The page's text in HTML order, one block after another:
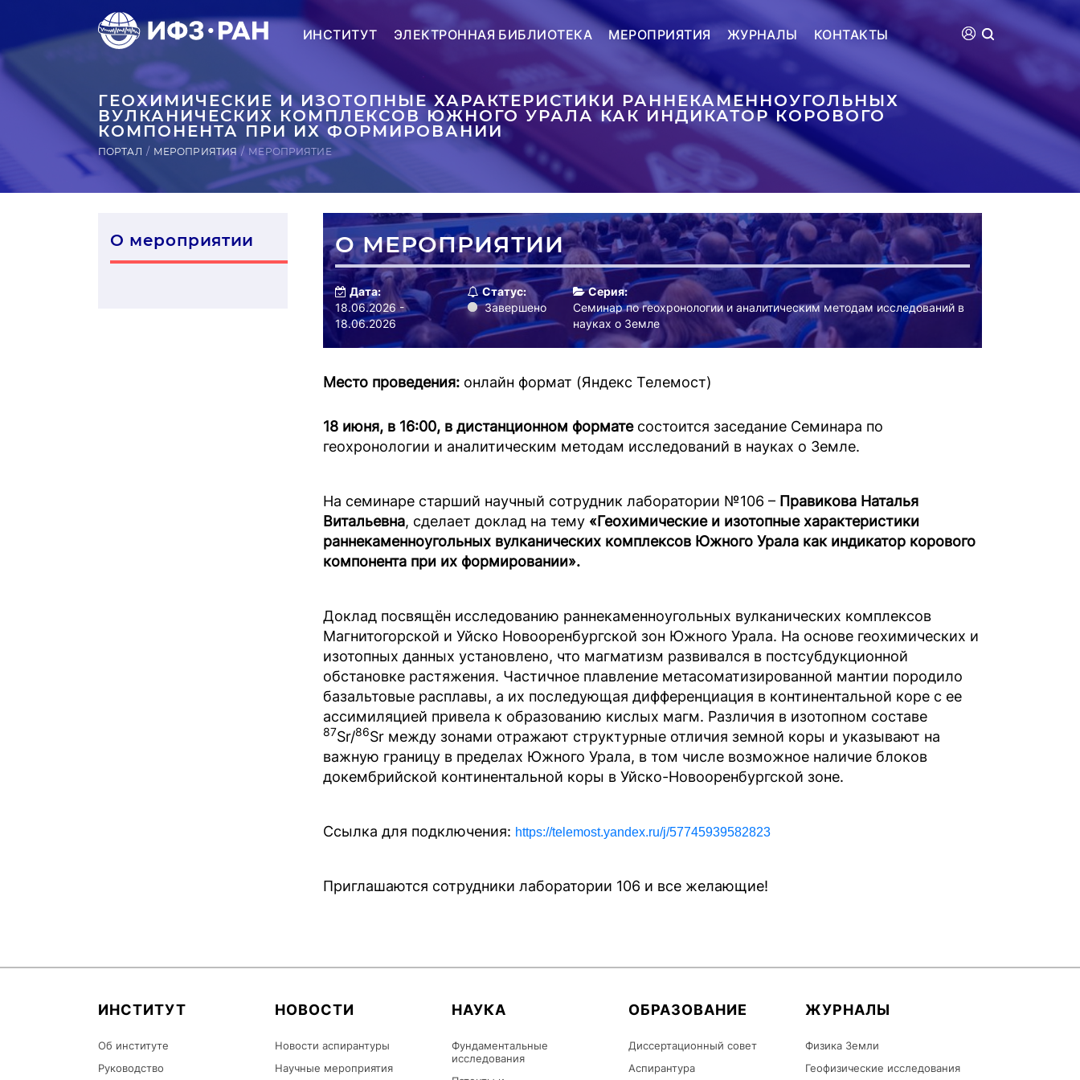
ИНСТИТУТ ЭЛЕКТРОННАЯ БИБЛИОТЕКА МЕРОПРИЯТИЯ ЖУРНАЛЫ КОНТАКТЫ
ГЕОХИМИЧЕСКИЕ И ИЗОТОПНЫЕ ХАРАКТЕРИСТИКИ РАННЕКАМЕННОУГОЛЬНЫХ
ВУЛКАНИЧЕСКИХ КОМПЛЕКСОВ ЮЖНОГО УРАЛА КАК ИНДИКАТОР КОРОВОГО
КОМПОНЕНТА ПРИ ИХ ФОРМИРОВАНИИ
ПОРТАЛ МЕРОПРИЯТИЯ МЕРОПРИЯТИЕ
О мероприятии О МЕРОПРИЯТИИ
Дата:
18.06.2026 -
18.06.2026
Статус:
Завершено
Серия:
Семинар по геохронологии и аналитическим методам исследований в
науках о Земле
Место проведения: онлайн формат (Яндекс Телемост)
18 июня, в 16:00, в дистанционном формате состоится заседание Семинара по
геохронологии и аналитическим методам исследований в науках о Земле.
На семинаре старший научный сотрудник лаборатории №106 – Правикова Наталья
Витальевна, сделает доклад на тему «Геохимические и изотопные характеристики
раннекаменноугольных вулканических комплексов Южного Урала как индикатор корового
компонента при их формировании».
Доклад посвящён исследованию раннекаменноугольных вулканических комплексов
Магнитогорской и Уйско Новооренбургской зон Южного Урала. На основе геохимических и
изотопных данных установлено, что магматизм развивался в постсубдукционной
обстановке растяжения. Частичное плавление метасоматизированной мантии породило
базальтовые расплавы, а их последующая дифференциация в континентальной коре с ее
ассимиляцией привела к образованию кислых магм. Различия в изотопном составе
87Sr/86Sr между зонами отражают структурные отличия земной коры и указывают на
важную границу в пределах Южного Урала, в том числе возможное наличие блоков
докембрийской континентальной коры в Уйско-Новооренбургской зоне.
Ссылка для подключения: https://telemost.yandex.ru/j/57745939582823
Приглашаются сотрудники лаборатории 106 и все желающие!
ИНСТИТУТ
Об институте
Руководство
НОВОСТИ
Новости аспирантуры
Научные мероприятия
НАУКА
Фундаментальные
исследования
ОБРАЗОВАНИЕ
Диссертационный совет
Аспирантура
ЖУРНАЛЫ
Физика Земли
Геофизические исследования